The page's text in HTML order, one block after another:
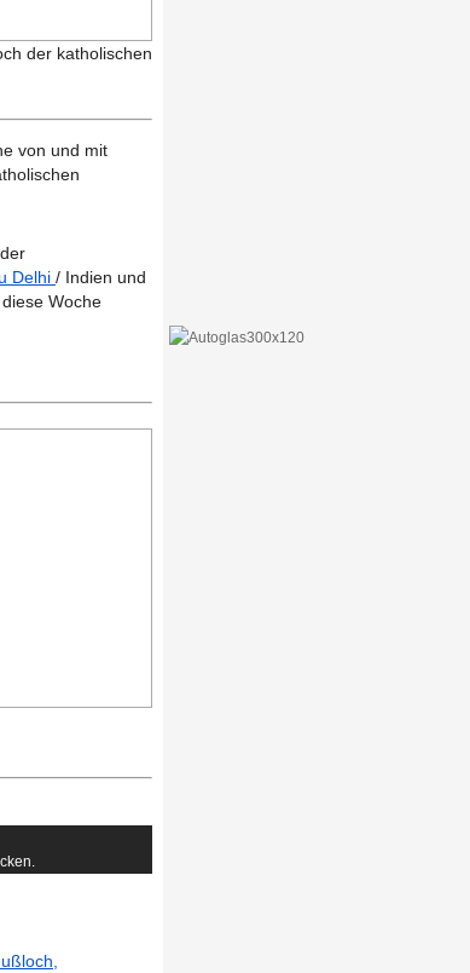
der katholischen
von und mit
Delhi / Indien und
Woche